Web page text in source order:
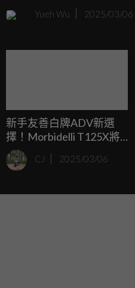
旅車系GLC及豪華房車C-
等三大面向強化產品競爭力：
化系統，將聽覺與嗅覺的體驗
束智慧型數位頭燈、MBUX擴
適度及安全性大幅提升。
Yueh Wu 2025/03/06
新手友善白牌ADV新選
擇！Morbidelli T125X將
於今年夏天正式販售
CJ 2025/03/06